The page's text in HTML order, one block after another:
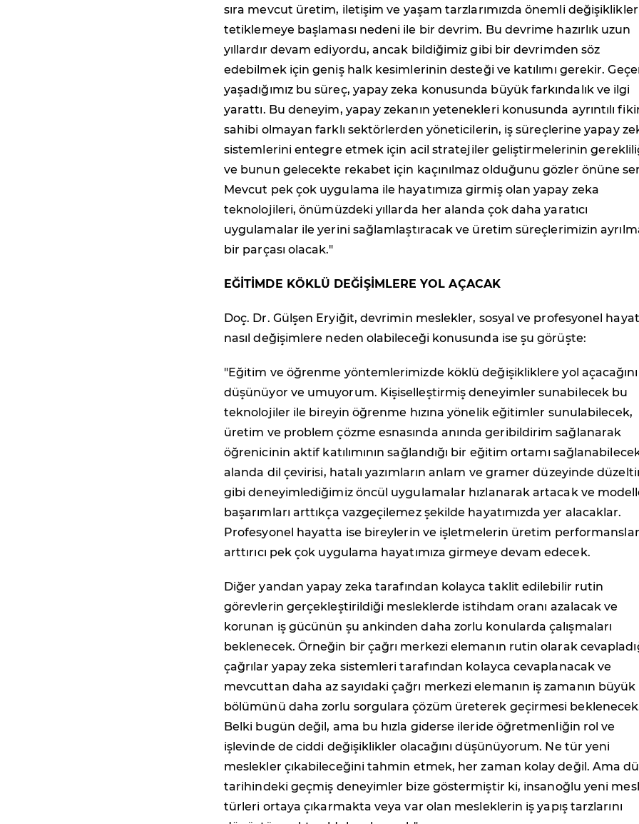
sıra mevcut üretim, iletişim ve yaşam tarzlarımızda önemli
tetiklemeye başlaması nedeni ile bir devrim. Bu devrime hazırlık uzun
yıllardır devam ediyordu, ancak bildiğimiz gibi bir devrimden söz
edebilmek için geniş halk kesimlerinin desteği ve katılımı gerekir.
yaşadığımız bu süreç, yapay zeka konusunda büyük farkındalık ve ilgi
yarattı. Bu deneyim, yapay zekanın yetenekleri konusunda ayrıntılı
sahibi olmayan farklı sektörlerden yöneticilerin, iş süreçlerine yapay
sistemlerini entegre etmek için acil stratejiler geliştirmelerinin
ve bunun gelecekte rekabet için kaçınılmaz olduğunu gözler önüne
Mevcut pek çok uygulama ile hayatımıza girmiş olan yapay zeka
teknolojileri, önümüzdeki yıllarda her alanda çok daha yaratıcı
uygulamalar ile yerini sağlamlaştıracak ve üretim süreçlerimizin
bir parçası olacak."
EĞİTİMDE KÖKLÜ DEĞİŞİMLERE YOL AÇACAK
Doç. Dr. Gülşen Eryiğit, devrimin meslekler, sosyal ve profesyonel
nasıl değişimlere neden olabileceği konusunda ise şu görüşte:
"Eğitim ve öğrenme yöntemlerimizde köklü değişikliklere yol açacağını
düşünüyor ve umuyorum. Kişiselleştirmiş deneyimler sunabilecek bu
teknolojiler ile bireyin öğrenme hızına yönelik eğitimler sunulabilecek,
üretim ve problem çözme esnasında anında geribildirim sağlanarak
öğrenicinin aktif katılımının sağlandığı bir eğitim ortamı
alanda dil çevirisi, hatalı yazımların anlam ve gramer düzeyinde
gibi deneyimlediğimiz öncül uygulamalar hızlanarak artacak ve
başarımları arttıkça vazgeçilemez şekilde hayatımızda yer alacaklar.
Profesyonel hayatta ise bireylerin ve işletmelerin üretim
arttırıcı pek çok uygulama hayatımıza girmeye devam edecek.
Diğer yandan yapay zeka tarafından kolayca taklit edilebilir rutin
görevlerin gerçekleştirildiği mesleklerde istihdam oranı azalacak ve
korunan iş gücünün şu ankinden daha zorlu konularda çalışmaları
beklenecek. Örneğin bir çağrı merkezi elemanın rutin olarak
çağrılar yapay zeka sistemleri tarafından kolayca cevaplanacak ve
mevcuttan daha az sayıdaki çağrı merkezi elemanın iş zamanın büyük
bölümünü daha zorlu sorgulara çözüm üreterek geçirmesi
Belki bugün değil, ama bu hızla giderse ileride öğretmenliğin rol ve
işlevinde de ciddi değişiklikler olacağını düşünüyorum. Ne tür yeni
meslekler çıkabileceğini tahmin etmek, her zaman kolay değil. Ama
tarihindeki geçmiş deneyimler bize göstermiştir ki, insanoğlu yeni
türleri ortaya çıkarmakta veya var olan mesleklerin iş yapış tarzlarını